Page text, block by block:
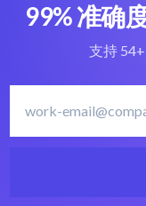
99% 准确度
支持